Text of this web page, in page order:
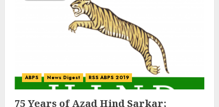
ABPS News Digest RSS ABPS 2019
75 Years of Azad Hind Sarkar;